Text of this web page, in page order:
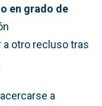
en grado de
otro recluso tras
a